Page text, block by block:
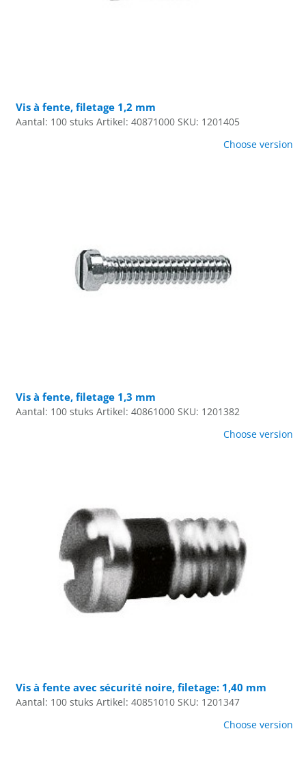
Vis à fente, filetage 1,2 mm
Aantal: 100 stuks Artikel: 40871000 SKU: 1201405
Choose version
Vis à fente, filetage 1,3 mm
Aantal: 100 stuks Artikel: 40861000 SKU: 1201382
Choose version
Vis à fente avec sécurité noire, filetage: 1,40 mm
Aantal: 100 stuks Artikel: 40851010 SKU: 1201347
Choose version